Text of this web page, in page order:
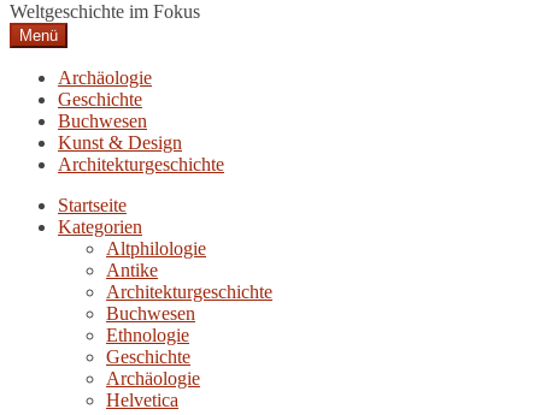
Weltgeschichte im Fokus
Menü
Archäologie
Geschichte
Buchwesen
Kunst & Design
Architekturgeschichte
Startseite
Kategorien
Altphilologie
Antike
Architekturgeschichte
Buchwesen
Ethnologie
Geschichte
Archäologie
Helvetica